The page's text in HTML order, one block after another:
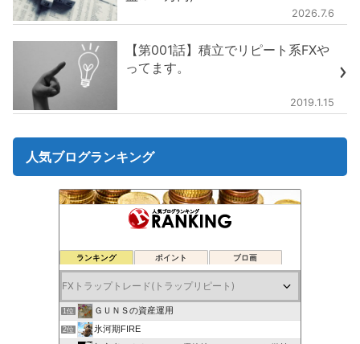
2026.7.6
【第001話】積立でリピート系FXや
ってます。
2019.1.15
人気ブログランキング
ランキング ポイント ブロ画
1位 ＧＵＮＳの資産運用
2位 氷河期FIRE